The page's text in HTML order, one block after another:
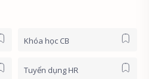
Khóa học CB
Tuyển dụng HR